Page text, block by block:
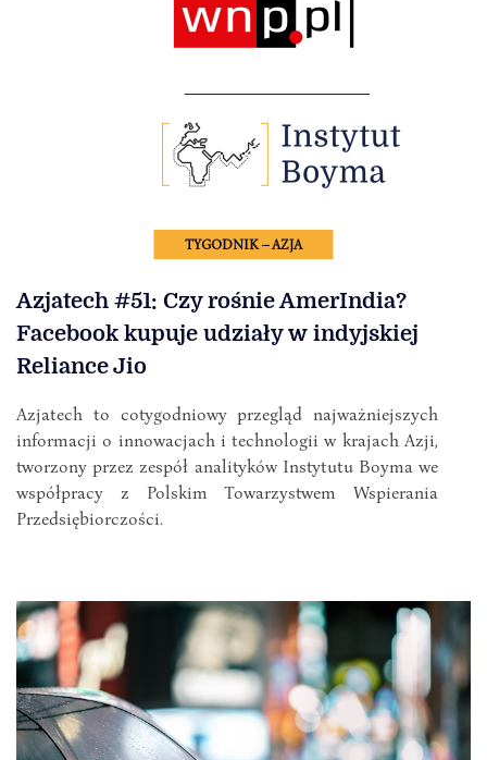
TYGODNIK – AZJA
Azjatech #51: Czy rośnie AmerIndia?
Facebook kupuje udziały w indyjskiej
Reliance Jio
Azjatech to cotygodniowy przegląd najważniejszych
informacji o innowacjach i technologii w krajach Azji,
tworzony przez zespół analityków Instytutu Boyma we
współpracy z Polskim Towarzystwem Wspierania
Przedsiębiorczości.